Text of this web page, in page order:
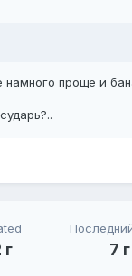
проще и
г 7 г